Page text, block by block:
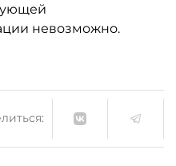
невозможно.